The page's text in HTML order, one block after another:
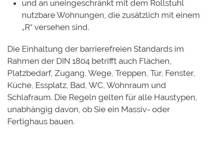
und an uneingeschränkt mit dem Rollstuhl
nutzbare Wohnungen, die zusätzlich mit einem
„R“ versehen sind.
Die Einhaltung der barrierefreien Standards im
Rahmen der DIN 1804 betrifft auch Flächen,
Platzbedarf, Zugang, Wege, Treppen, Tür, Fenster,
Küche, Essplatz, Bad, WC, Wohnraum und
Schlafraum. Die Regeln gelten für alle Haustypen,
unabhängig davon, ob Sie ein Massiv- oder
Fertighaus bauen.